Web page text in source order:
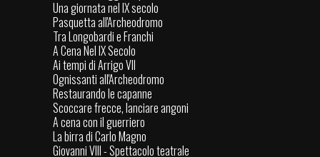
Una giornata nel IX secolo
Pasquetta all'Archeodromo
Tra Longobardi e Franchi
A Cena Nel IX Secolo
Ai tempi di Arrigo VII
Ognissanti all'Archeodromo
Restaurando le capanne
Scoccare frecce, lanciare angoni
A cena con il guerriero
La birra di Carlo Magno
Giovanni VIII - Spettacolo teatrale